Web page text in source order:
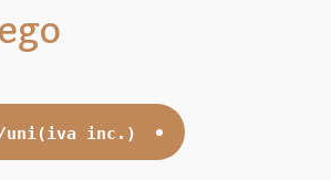
/uni(iva inc.)